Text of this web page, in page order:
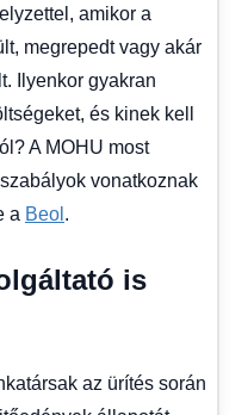
amikor a
megrepedt vagy akár
Ilyenkor gyakran
és kinek kell
A MOHU most
vonatkoznak
a Beol .
is
az ürítés során